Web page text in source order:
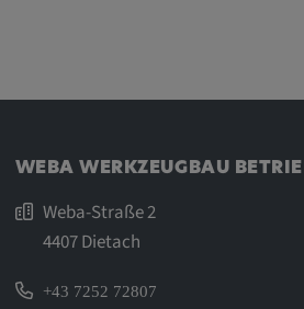
WEBA WERKZEUGBAU
Weba-Straße 2
4407 Dietach
+43 7252 72807
Google LLC
Zweck:
Diese Cookies werden
festzuhalten.